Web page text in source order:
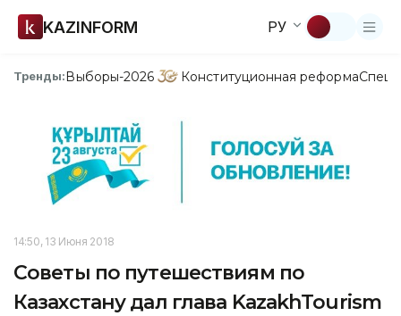
KAZINFORM РУ
Тренды:Выборы-2026 Конституционная реформа
14:50, 13 Июня 2018
Советы по путешествиям по
Казахстану дал глава KazakhTourism